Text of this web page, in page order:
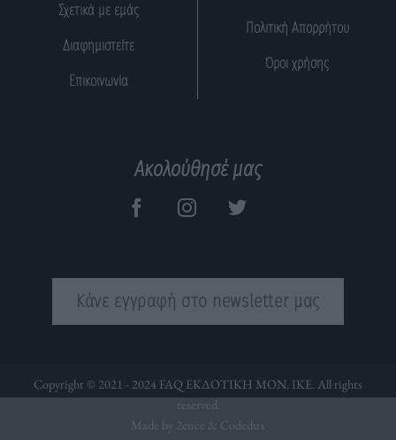
Σχετικά με εμάς
Διαφημιστείτε
Επικοινωνία
Πολιτική Απορρήτου
Όροι χρήσης
Ακολούθησέ μας
Κάνε εγγραφή στο newsletter μας
Copyright © 2021 - 2024 FAQ ΕΚΔΟΤΙΚΗ ΜΟΝ. ΙΚΕ. All rights
reserved.
Made by 2ence & Codedux